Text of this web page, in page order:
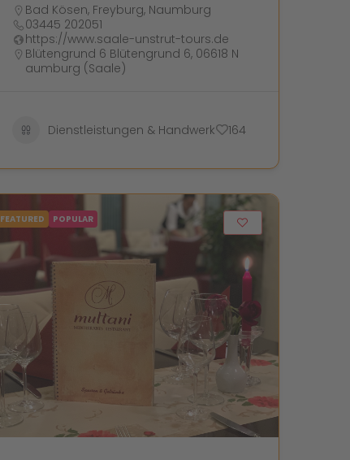
Bad Kösen, Freyburg, Naumburg
03445 202051
https://www.saale-unstrut-tours.de
Blütengrund 6 Blütengrund 6, 06618 N
aumburg (Saale)
Dienstleistungen & Handwerk 164
FEATURED POPULAR